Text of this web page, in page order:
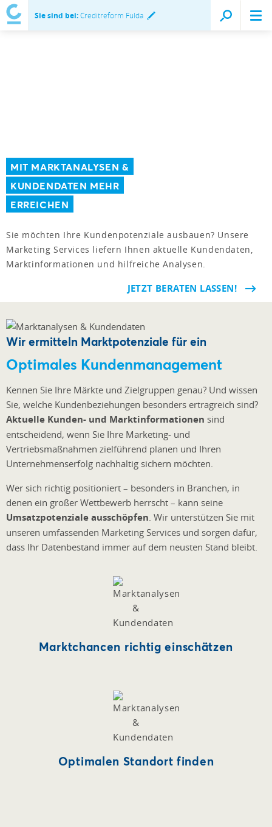
Sie sind bei:Creditreform Fulda
MIT MARKTANALYSEN &
KUNDENDATEN MEHR
ERREICHEN
Sie möchten Ihre Kundenpotenziale ausbauen? Unsere
Marketing Services liefern Ihnen aktuelle Kundendaten,
Marktinformationen und hilfreiche Analysen.
JETZT BERATEN LASSEN!
Wir ermitteln Marktpotenziale für ein
Optimales Kundenmanagement
Kennen Sie Ihre Märkte und Zielgruppen genau? Und wissen
Sie, welche Kundenbeziehungen besonders ertragreich sind?
Aktuelle Kunden- und Marktinformationen sind
entscheidend, wenn Sie Ihre Marketing- und
Vertriebsmaßnahmen zielführend planen und Ihren
Unternehmenserfolg nachhaltig sichern möchten.
Wer sich richtig positioniert – besonders in Branchen, in
denen ein großer Wettbewerb herrscht – kann seine
Umsatzpotenziale ausschöpfen. Wir unterstützen Sie mit
unseren umfassenden Marketing Services und sorgen dafür,
dass Ihr Datenbestand immer auf dem neusten Stand bleibt.
Marktchancen richtig einschätzen
Optimalen Standort finden